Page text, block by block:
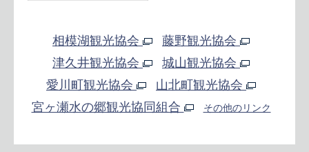
相模湖観光協会
藤野観光協会
津久井観光協会
城山観光協会
愛川町観光協会
山北町観光協会
宮ヶ瀬水の郷観光協同組合
その他のリンク